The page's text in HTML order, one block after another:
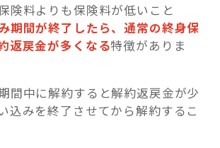
険料よりも保険料が低いこと
期間が終了したら、通常の終身保
返戻金が多くなる特徴がありま
間中に解約すると解約返戻金が少
込みを終了させてから解約するこ